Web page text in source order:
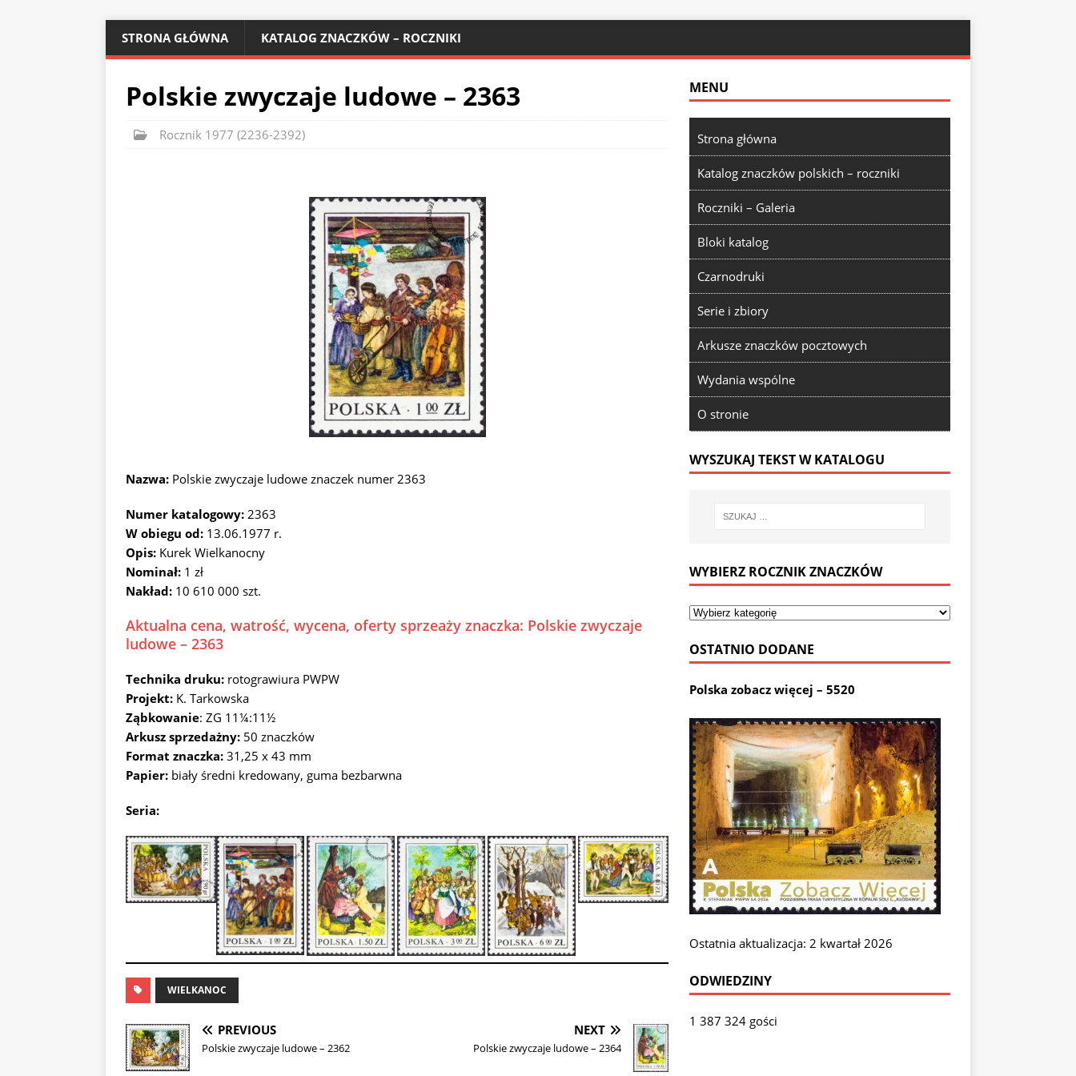
STRONA GŁÓWNA KATALOG ZNACZKÓW – ROCZNIKI
Polskie zwyczaje ludowe – 2363
Rocznik 1977 (2236-2392)
Nazwa: Polskie zwyczaje ludowe znaczek numer 2363
Numer katalogowy: 2363
W obiegu od: 13.06.1977 r.
Opis: Kurek Wielkanocny
Nominał: 1 zł
Nakład: 10 610 000 szt.
Aktualna cena, watrość, wycena, oferty sprzeaży znaczka: Polskie zwyczaje
ludowe – 2363
Technika druku: rotograwiura PWPW
Projekt: K. Tarkowska
Ząbkowanie: ZG 11¼:11½
Arkusz sprzedażny: 50 znaczków
Format znaczka: 31,25 x 43 mm
Papier: biały średni kredowany, guma bezbarwna
Seria:
WIELKANOC
PREVIOUS
Polskie zwyczaje ludowe – 2362
NEXT
Polskie zwyczaje ludowe – 2364
MENU
Strona główna
Katalog znaczków polskich – roczniki
Roczniki – Galeria
Bloki katalog
Czarnodruki
Serie i zbiory
Arkusze znaczków pocztowych
Wydania wspólne
O stronie
WYSZUKAJ TEKST W KATALOGU
WYBIERZ ROCZNIK ZNACZKÓW
OSTATNIO DODANE
Polska zobacz więcej – 5520
Ostatnia aktualizacja: 2 kwartał 2026
ODWIEDZINY
1 387 324 gości